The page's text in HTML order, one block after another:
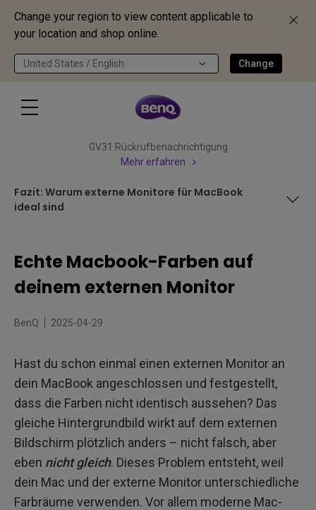
Change your region to view content applicable to
your location and shop online.
United States / English Change
GV31 Rückrufbenachrichtigung
Mehr erfahren
Fazit: Warum externe Monitore für MacBook
ideal sind
Automatische Farbprofil-Synchronisation mit ICCsync
Monitor für MacBook
Farbabstimmung zwischen MacBook und externem
Monitor
Fazit: Warum externe Monitore für MacBook ideal sind
Echte Macbook-Farben auf
deinem externen Monitor
BenQ 2025-04-29
Hast du schon einmal einen externen Monitor an
dein MacBook angeschlossen und festgestellt,
dass die Farben nicht identisch aussehen? Das
gleiche Hintergrundbild wirkt auf dem externen
Bildschirm plötzlich anders – nicht falsch, aber
eben nicht gleich. Dieses Problem entsteht, weil
dein Mac und der externe Monitor unterschiedliche
Farbräume verwenden. Vor allem moderne Mac-